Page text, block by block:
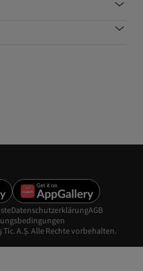
Tic. A.Ş. Alle Rechte vorbehalten.
DatenschutzerklärungAGB